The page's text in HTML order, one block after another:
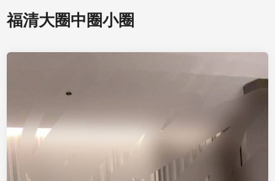
福清大圈中圈小圈